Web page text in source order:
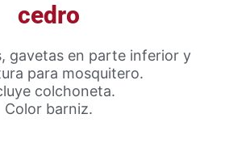
cedro
gavetas en parte inferior y
para mosquitero.
colchoneta.
Color barniz.